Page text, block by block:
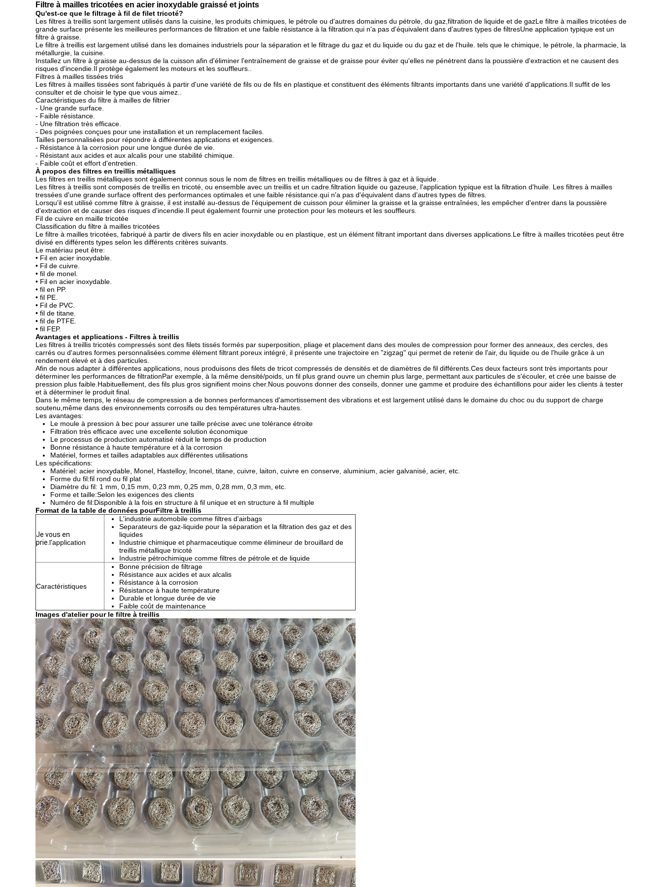
Filtre à mailles tricotées en acier inoxydable graissé et joints
Qu'est-ce que le filtrage à fil de filet tricoté?
Les filtres à treillis sont largement utilisés dans la cuisine, les produits chimiques, le pétrole ou d'autres domaines du pétrole, du gaz,filtration de liquide et de gazLe filtre à mailles tricotées de
grande surface présente les meilleures performances de filtration et une faible résistance à la filtration.qui n'a pas d'équivalent dans d'autres types de filtresUne application typique est un
filtre à graisse.
Le filtre à treillis est largement utilisé dans les domaines industriels pour la séparation et le filtrage du gaz et du liquide ou du gaz et de l'huile. tels que le chimique, le pétrole, la pharmacie, la
métallurgie, la cuisine.
Installez un filtre à graisse au-dessus de la cuisson afin d'éliminer l'entraînement de graisse et de graisse pour éviter qu'elles ne pénètrent dans la poussière d'extraction et ne causent des
risques d'incendie.Il protège également les moteurs et les souffleurs..
Filtres à mailles tissées triés
Les filtres à mailles tissées sont fabriqués à partir d'une variété de fils ou de fils en plastique et constituent des éléments filtrants importants dans une variété d'applications.Il suffit de les
consulter et de choisir le type que vous aimez..
Caractéristiques du filtre à mailles de filtrier
- Une grande surface.
- Faible résistance.
- Une filtration très efficace.
- Des poignées conçues pour une installation et un remplacement faciles.
Tailles personnalisées pour répondre à différentes applications et exigences.
- Résistance à la corrosion pour une longue durée de vie.
- Résistant aux acides et aux alcalis pour une stabilité chimique.
- Faible coût et effort d'entretien.
À propos des filtres en treillis métalliques
Les filtres en treillis métalliques sont également connus sous le nom de filtres en treillis métalliques ou de filtres à gaz et à liquide.
Les filtres à treillis sont composés de treillis en tricoté, ou ensemble avec un treillis et un cadre.filtration liquide ou gazeuse, l'application typique est la filtration d'huile. Les filtres à mailles
tressées d'une grande surface offrent des performances optimales et une faible résistance.qui n'a pas d'équivalent dans d'autres types de filtres.
Lorsqu'il est utilisé comme filtre à graisse, il est installé au-dessus de l'équipement de cuisson pour éliminer la graisse et la graisse entraînées, les empêcher d'entrer dans la poussière
d'extraction et de causer des risques d'incendie.Il peut également fournir une protection pour les moteurs et les souffleurs.
Fil de cuivre en maille tricotée
Classification du filtre à mailles tricotées
Le filtre à mailles tricotées, fabriqué à partir de divers fils en acier inoxydable ou en plastique, est un élément filtrant important dans diverses applications.Le filtre à mailles tricotées peut être
divisé en différents types selon les différents critères suivants.
Le matériau peut être:
• Fil en acier inoxydable.
• Fil de cuivre.
• fil de monel.
• Fil en acier inoxydable.
• fil en PP.
• fil PE.
• Fil de PVC.
• fil de titane.
• fil de PTFE.
• fil FEP.
Avantages et applications - Filtres à treillis
Les filtres à treillis tricotés compressés sont des filets tissés formés par superposition, pliage et placement dans des moules de compression pour former des anneaux, des cercles, des
carrés ou d'autres formes personnalisées.comme élément filtrant poreux intégré, il présente une trajectoire en "zigzag" qui permet de retenir de l'air, du liquide ou de l'huile grâce à un
rendement élevé et à des particules.
Afin de nous adapter à différentes applications, nous produisons des filets de tricot compressés de densités et de diamètres de fil différents.Ces deux facteurs sont très importants pour
déterminer les performances de filtrationPar exemple, à la même densité/poids, un fil plus grand ouvre un chemin plus large, permettant aux particules de s'écouler, et crée une baisse de
pression plus faible.Habituellement, des fils plus gros signifient moins cher.Nous pouvons donner des conseils, donner une gamme et produire des échantillons pour aider les clients à tester
et à déterminer le produit final.
Dans le même temps, le réseau de compression a de bonnes performances d'amortissement des vibrations et est largement utilisé dans le domaine du choc ou du support de charge
soutenu,même dans des environnements corrosifs ou des températures ultra-hautes.
Les avantages:
Le moule à pression à bec pour assurer une taille précise avec une tolérance étroite
Filtration très efficace avec une excellente solution économique
Le processus de production automatisé réduit le temps de production
Bonne résistance à haute température et à la corrosion
Matériel, formes et tailles adaptables aux différentes utilisations
Les spécifications:
Matériel: acier inoxydable, Monel, Hastelloy, Inconel, titane, cuivre, laiton, cuivre en conserve, aluminium, acier galvanisé, acier, etc.
Forme du fil:fil rond ou fil plat
Diamètre du fil: 1 mm, 0,15 mm, 0,23 mm, 0,25 mm, 0,28 mm, 0,3 mm, etc.
Forme et taille:Selon les exigences des clients
Numéro de fil:Disponible à la fois en structure à fil unique et en structure à fil multiple
Format de la table de données pourFiltre à treillis
Je vous en
prie. l'application
L'industrie automobile comme filtres d'airbags
Separateurs de gaz-liquide pour la séparation et la filtration des gaz et des
liquides
Industrie chimique et pharmaceutique comme élimineur de brouillard de
treillis métallique tricoté
Industrie pétrochimique comme filtres de pétrole et de liquide
Caractéristiques
Bonne précision de filtrage
Résistance aux acides et aux alcalis
Résistance à la corrosion
Résistance à haute température
Durable et longue durée de vie
Faible coût de maintenance
Images d'atelier pour le filtre à treillis